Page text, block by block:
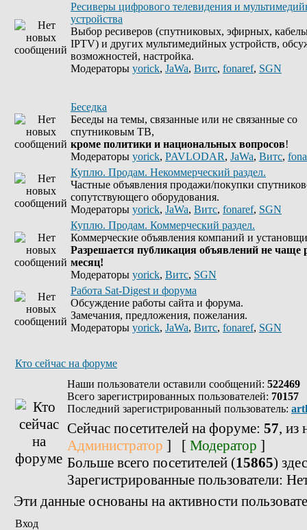
Ресиверы цифрового телевидения и
устройства
Выбор ресиверов (спутниковых, эфирных,
IPTV) и других мультимедийных устройств,
возможностей, настройка.
Модераторы yorick, JaWa, Витс, fonaref, SGN
Беседка
Беседы на темы, связанные или не связанные со
спутниковым ТВ,
кроме политики и национальных вопросов!
Модераторы yorick, PAVLODAR, JaWa, Витс,
Куплю. Продам. Некоммерческий раздел.
Частные объявления продажи/покупки
сопутствующего оборудования.
Модераторы yorick, JaWa, Витс, fonaref, SGN
Куплю. Продам. Коммерческий раздел.
Коммерческие объявления компаний и
Разрешается публикация объявлений не чаще
месяц!
Модераторы yorick, Витс, SGN
Работа Sat-Digest и форума
Обсуждение работы сайта и форума.
Замечания, предложения, пожелания.
Модераторы yorick, JaWa, Витс, fonaref, SGN
Кто сейчас на форуме
Наши пользователи оставили сообщений: 522469
Всего зарегистрированных пользователей: 70157
Последний зарегистрированный пользователь:
Сейчас посетителей на форуме: 57, из
Администратор ] [ Модератор ]
Больше всего посетителей (15865)
Зарегистрированные пользователи:
Эти данные основаны на активности
Вход